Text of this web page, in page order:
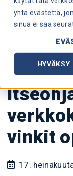
yhtä evästettä,
sinua ei saa
HYVÄKSY
VERKKO-
vinkit
17.